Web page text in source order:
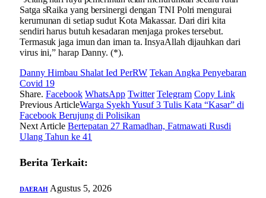
Satga sRaika yang bersinergi dengan TNI Polri mengurai
kerumunan di setiap sudut Kota Makassar. Dari diri kita
sendiri harus butuh kesadaran menjaga prokes tersebut.
Termasuk jaga imun dan iman ta. InsyaAllah dijauhkan dari
virus ini,” harap Danny. (*).
Danny Himbau Shalat Ied PerRW Tekan Angka Penyebaran
Covid 19
Share. Facebook WhatsApp Twitter Telegram Copy Link
Previous ArticleWarga Syekh Yusuf 3 Tulis Kata “Kasar” di
Facebook Berujung di Polisikan
Next Article Bertepatan 27 Ramadhan, Fatmawati Rusdi
Ulang Tahun ke 41
Berita Terkait:
DAERAH Agustus 5, 2026